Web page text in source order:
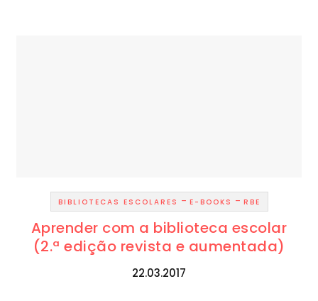
BIBLIOTECAS ESCOLARES - E-BOOKS - RBE
Aprender com a biblioteca escolar
(2.ª edição revista e aumentada)
22.03.2017